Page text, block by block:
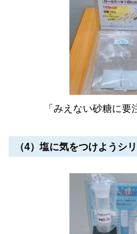
「みえない砂糖に要
（4）塩に気をつけようシ